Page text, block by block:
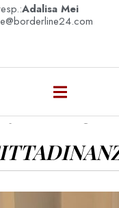
Adalisa Mei